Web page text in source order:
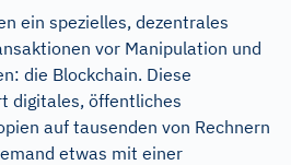
ein spezielles, dezentrales
vor Manipulation und
die Blockchain. Diese
digitales, öffentliches
auf tausenden von Rechnern
etwas mit einer